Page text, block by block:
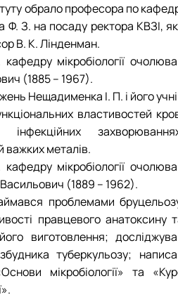
обрало професора по
Ф. З. на посаду ректора КВЗІ,
В. К. Лінденман.
мікробіології
(1885 – 1967).
Нещадименка І. П. і його
властивостей
важких металів.
мікробіології
(1889 – 1962).
проблемами
правцевого анатоксину
виготовлення;
туберкульозу;
мікробіології» та